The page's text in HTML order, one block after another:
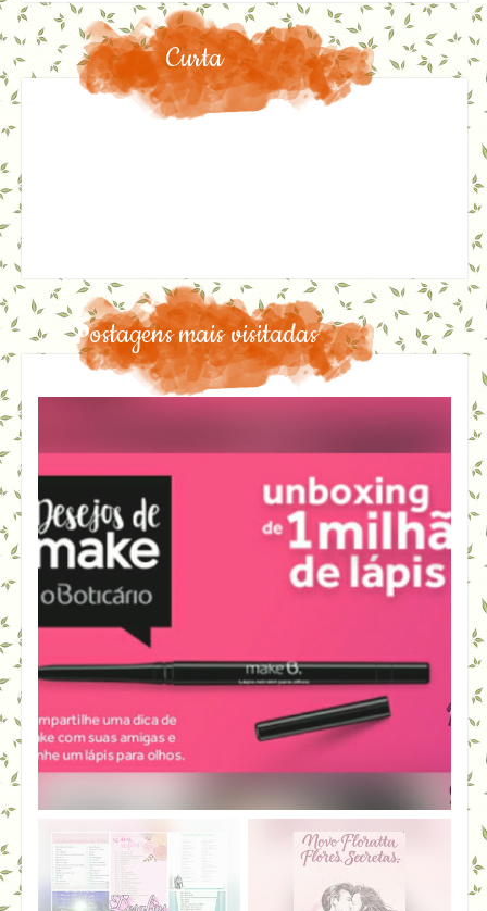
Curta
Postagens mais visitadas